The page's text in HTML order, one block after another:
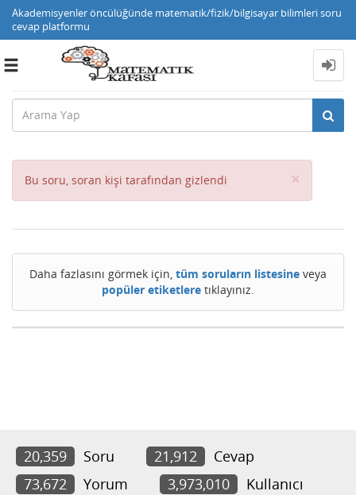
Akademisyenler öncülüğünde matematik/fizik/bilgisayar bilimleri soru
cevap platformu
Toggle
Bu soru, soran kişi tarafından gizlendi ×
Daha fazlasını görmek için, tüm soruların listesine veya
popüler etiketlere tıklayınız.
20,359 Soru 21,912
Cevap
73,672
Yorum 3,973,010 Kullanıcı